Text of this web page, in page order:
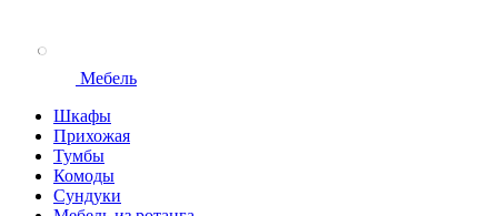
Мебель
Шкафы
Прихожая
Тумбы
Комоды
Сундуки